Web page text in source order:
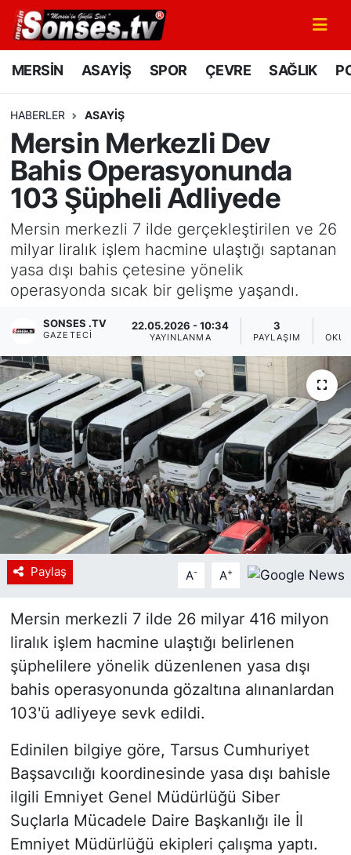
MERSİN ASAYİŞ SPOR ÇEVRE SAĞLIK
HABERLER ASAYİŞ
Mersin Merkezli Dev
Bahis Operasyonunda
103 Şüpheli Adliyede
Mersin merkezli 7 ilde gerçekleştirilen ve 26
milyar liralık işlem hacmine ulaştığı saptanan
yasa dışı bahis çetesine yönelik
operasyonda sıcak bir gelişme yaşandı.
SONSES .TV
GAZETECI
22.05.2026 - 10:34
YAYINLANMA
3
PAYLAŞIM
Paylaş A- A+
Mersin merkezli 7 ilde 26 milyar 416 milyon
liralık işlem hacmine ulaştığı belirlenen
şüphelilere yönelik düzenlenen yasa dışı
bahis operasyonunda gözaltına alınanlardan
103'ü adliyeye sevk edildi.
Edinilen bilgiye göre, Tarsus Cumhuriyet
Başsavcılığı koordinesinde yasa dışı bahisle
ilgili Emniyet Genel Müdürlüğü Siber
Suçlarla Mücadele Daire Başkanlığı ile İl
Emniyet Müdürlüğü ekipleri çalışma yaptı.
MERSİN
SPOR
GÜNÜN MANŞETİ
DÜNYA
KÜLTÜR - SANAT
MAGAZİN
SAĞLIK
Siyaset
YEREL HABER
Haberde insan
Tanıtım
Mersin Nöbetçi Eczaneler
Mersin Namaz Vakitleri
Mersin Trafik Yoğunluk Haritası
Süper Lig Puan Durumu ve Fikstür
Tüm Manşetler
Son Dakika Haberleri
Haber Arşivi